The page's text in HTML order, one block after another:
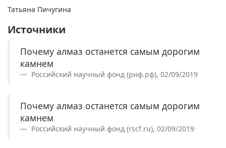
Татьяна Пичугина
Источники
Почему алмаз останется самым дорогим
камнем
Российский научный фонд (рнф.рф), 02/09/2019
Почему алмаз останется самым дорогим
камнем
Российский научный фонд (rscf.ru), 02/09/2019